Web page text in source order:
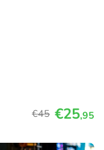
€45 €25,95